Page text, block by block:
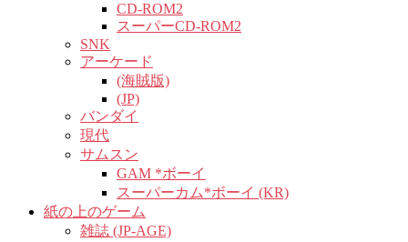
CD-ROM2
スーパーCD-ROM2
SNK
アーケード
(海賊版)
(JP)
バンダイ
現代
サムスン
GAM *ボーイ
スーパーカム*ボーイ (KR)
紙の上のゲーム
雑誌 (JP-AGE)